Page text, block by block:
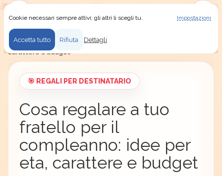
Menu Accedi
Secret Santa Idee regalo / Regali per destinatario
Cosa regalare a tuo fratello per il compleanno: idee per eta,
carattere e budget
🎯 REGALI PER DESTINATARIO
Cosa regalare a tuo
fratello per il
compleanno: idee per
eta, carattere e budget
Usiamo i cookie
Impostazioni
Cookie necessari sempre attivi; gli altri li scegli tu.
Accetta tutto Rifiuta Dettagli